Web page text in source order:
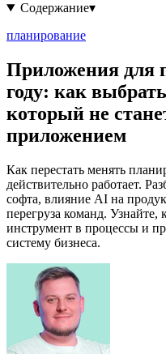
Содержание▾
планирование
Приложения для
году: как
который не
приложением
Как перестать менять
действительно работает.
софта, влияние AI на
перегруза команд. Узнайте,
инструмент в процессы и
систему бизнеса.